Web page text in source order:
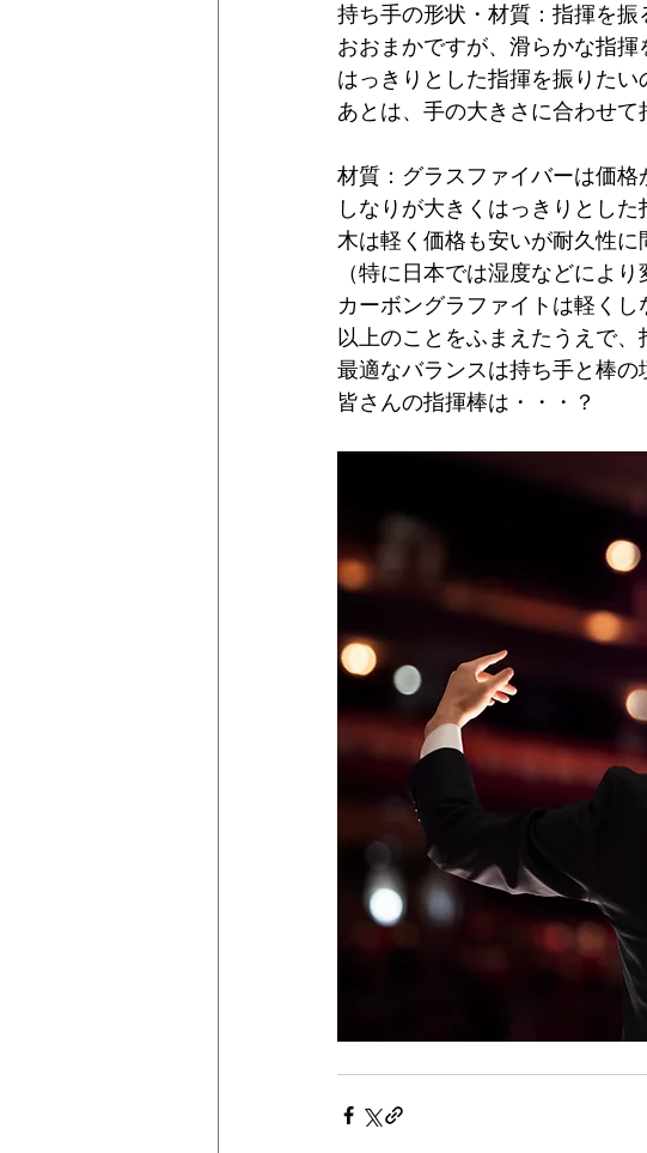
持ち手の形状・材質：指揮を振
おおまかですが、滑らかな指
はっきりとした指揮を振りたい
あとは、手の大きさに合わせて
材質：グラスファイバーは価
しなりが大きくはっきりとした
木は軽く価格も安いが耐久性に
（特に日本では湿度などにより
カーボングラファイトは軽くし
以上のことをふまえたうえで
最適なバランスは持ち手と棒
皆さんの指揮棒は・・・？